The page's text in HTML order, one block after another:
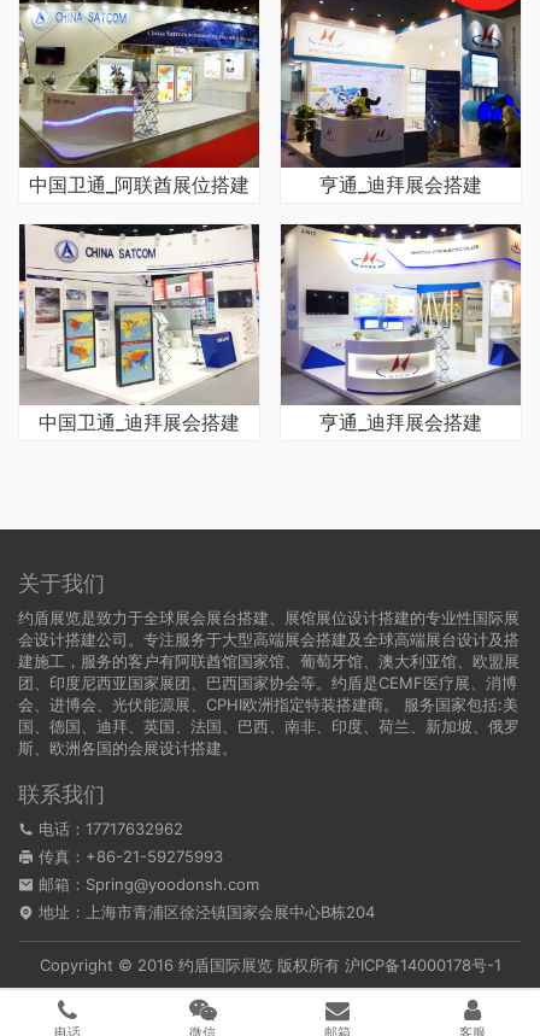
中国卫通_阿联酋展位搭建 亨通_迪拜展会搭建
中国卫通_迪拜展会搭建 亨通_迪拜展会搭建
关于我们
约盾展览是致力于全球展会展台搭建、展馆展位设计搭建的专业性国际展
会设计搭建公司。专注服务于大型高端展会搭建及全球高端展台设计及搭
建施工，服务的客户有阿联酋馆国家馆、葡萄牙馆、澳大利亚馆、欧盟展
团、印度尼西亚国家展团、巴西国家协会等。约盾是CEMF医疗展、消博
会、进博会、光伏能源展、CPHI欧洲指定特装搭建商。 服务国家包括:美
国
德国 、迪拜、英国、法国、巴西、南非、印度、荷兰、新加坡、俄罗
斯、欧洲各国的会展设计搭建。
联系我们
电话：17717632962
传真：+86-21-59275993
邮箱：Spring@yoodonsh.com
地址：上海市青浦区徐泾镇国家会展中心B栋204
Copyright © 2016 约盾国际展览 版权所有 沪ICP备14000178号-1
电话 微信 邮箱 客服